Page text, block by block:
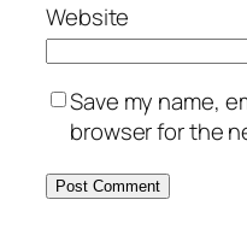
Website
Save my name,
browser for the